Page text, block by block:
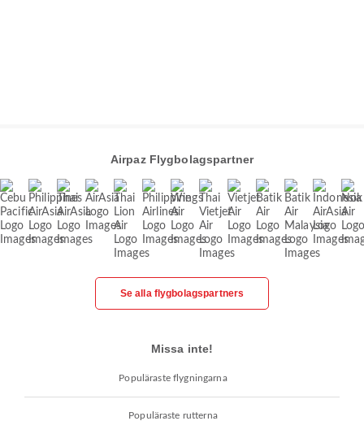
Airpaz Flygbolagspartner
Se alla flygbolagspartners
Missa inte!
Populäraste flygningarna
Populäraste rutterna